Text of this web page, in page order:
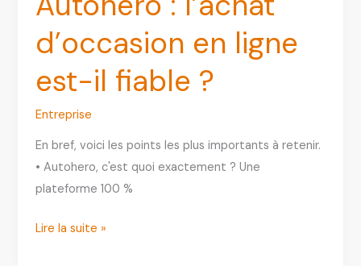
d’occasion en ligne
est-il fiable ?
Entreprise
En bref, voici les points les plus importants à retenir.
• Autohero, c'est quoi exactement ? Une
plateforme 100 %
Autohero
Lire la suite »